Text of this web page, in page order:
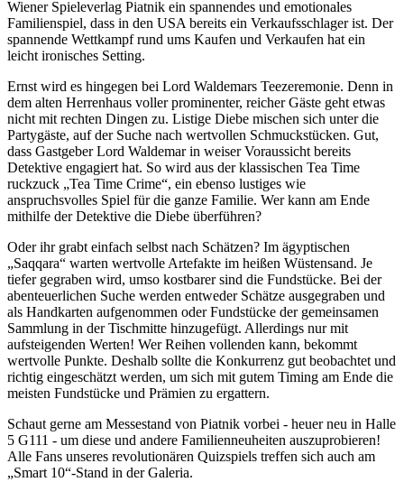
Wiener Spieleverlag Piatnik ein spannendes und emotionales
Familienspiel, dass in den USA bereits ein Verkaufsschlager ist. Der
spannende Wettkampf rund ums Kaufen und Verkaufen hat ein
leicht ironisches Setting.
Ernst wird es hingegen bei Lord Waldemars Teezeremonie. Denn in
dem alten Herrenhaus voller prominenter, reicher Gäste geht etwas
nicht mit rechten Dingen zu. Listige Diebe mischen sich unter die
Partygäste, auf der Suche nach wertvollen Schmuckstücken. Gut,
dass Gastgeber Lord Waldemar in weiser Voraussicht bereits
Detektive engagiert hat. So wird aus der klassischen Tea Time
ruckzuck „Tea Time Crime“, ein ebenso lustiges wie
anspruchsvolles Spiel für die ganze Familie. Wer kann am Ende
mithilfe der Detektive die Diebe überführen?
Oder ihr grabt einfach selbst nach Schätzen? Im ägyptischen
„Saqqara“ warten wertvolle Artefakte im heißen Wüstensand. Je
tiefer gegraben wird, umso kostbarer sind die Fundstücke. Bei der
abenteuerlichen Suche werden entweder Schätze ausgegraben und
als Handkarten aufgenommen oder Fundstücke der gemeinsamen
Sammlung in der Tischmitte hinzugefügt. Allerdings nur mit
aufsteigenden Werten! Wer Reihen vollenden kann, bekommt
wertvolle Punkte. Deshalb sollte die Konkurrenz gut beobachtet und
richtig eingeschätzt werden, um sich mit gutem Timing am Ende die
meisten Fundstücke und Prämien zu ergattern.
Schaut gerne am Messestand von Piatnik vorbei - heuer neu in Halle
5 G111 - um diese und andere Familienneuheiten auszuprobieren!
Alle Fans unseres revolutionären Quizspiels treffen sich auch am
„Smart 10“-Stand in der Galeria.